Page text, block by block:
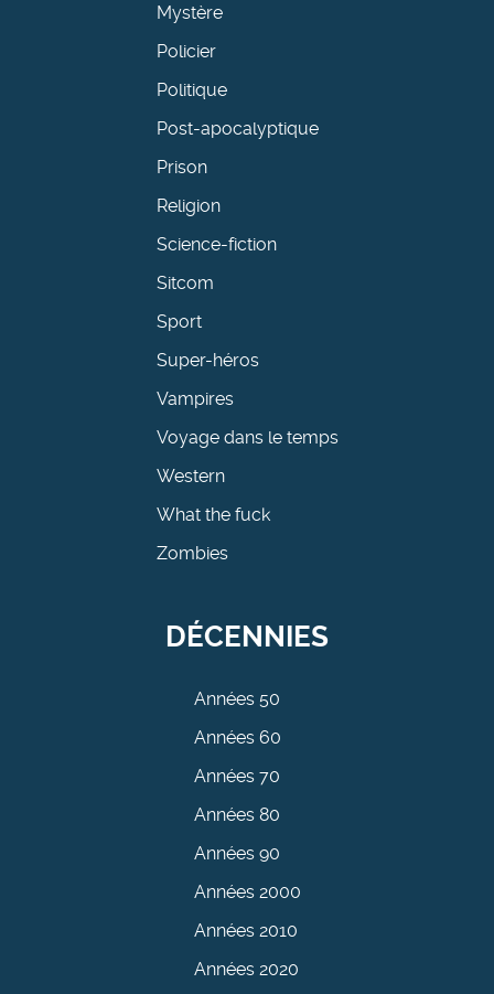
Mystère
Policier
Politique
Post-apocalyptique
Prison
Religion
Science-fiction
Sitcom
Sport
Super-héros
Vampires
Voyage dans le temps
Western
What the fuck
Zombies
DÉCENNIES
Années 50
Années 60
Années 70
Années 80
Années 90
Années 2000
Années 2010
Années 2020